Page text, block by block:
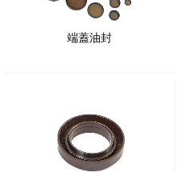
端蓋油封